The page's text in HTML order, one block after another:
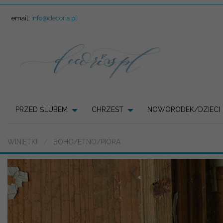
email: info@decoris.pl
PRZED ŚLUBEM CHRZEST NOWORODEK/DZIECI
WINIETKI BOHO/ETNO/PIÓRA